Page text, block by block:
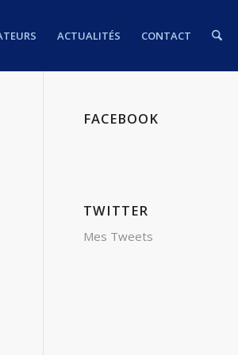
ACTUALITÉS CONTACT
FACEBOOK
TWITTER
Mes Tweets